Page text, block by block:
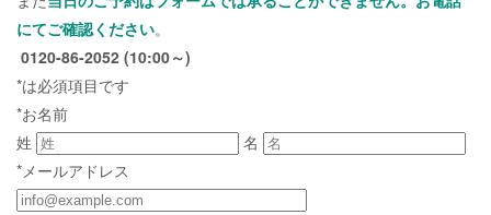
にてご確認ください。
0120-86-2052 (10:00～)
*は必須項目です
*お名前
姓
名
*メールアドレス